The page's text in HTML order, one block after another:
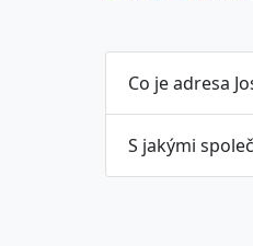
Co je adresa
S jakými